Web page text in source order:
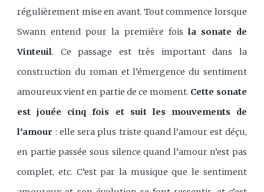
régulièrement mise en avant. Tout commence lorsque
Swann entend pour la première fois la sonate de
Vinteuil. Ce passage est très important dans la
construction du roman et l’émergence du sentiment
amoureux vient en partie de ce moment. Cette sonate
est jouée cinq fois et suit les mouvements de
l’amour : elle sera plus triste quand l’amour est déçu,
en partie passée sous silence quand l’amour n’est pas
complet, etc. C’est par la musique que le sentiment